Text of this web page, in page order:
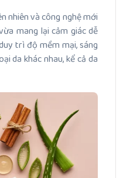
nhiên và công nghệ mới
mang lại cảm giác dễ
trì độ mềm mại, sáng
da khác nhau, kể cả da